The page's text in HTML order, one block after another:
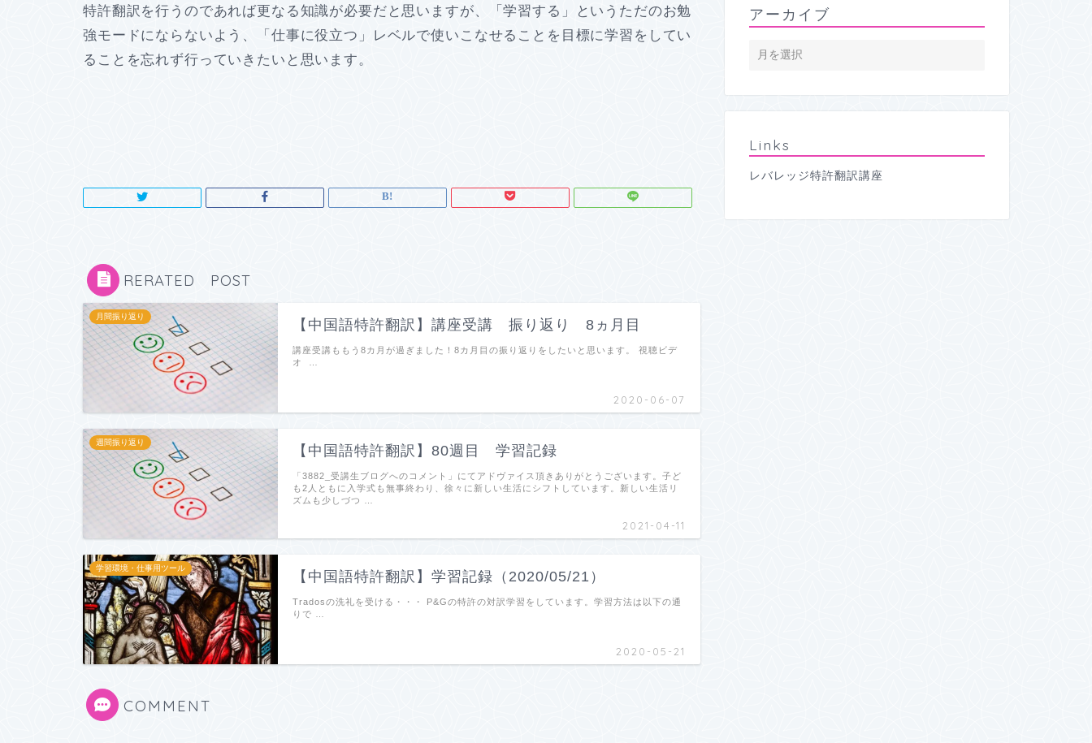
特許翻訳を行うのであれば更なる知識が必要だと思いますが、「学習する」というただのお勉
強モードにならないよう、「仕事に役立つ」レベルで使いこなせることを目標に学習をしてい
ることを忘れず行っていきたいと思います。
RERATED POST
月間振り返り
【中国語特許翻訳】講座受講 振り返り 8ヵ月目
2020-06-07
講座受講ももう8カ月が過ぎました！8カ月目の振り返りをしたいと思います。 視聴ビデ
オ …
週間振り返り
【中国語特許翻訳】80週目 学習記録
2021-04-11
「3882_受講生ブログへのコメント」にてアドヴァイス頂きありがとうございます。子ど
も2人ともに入学式も無事終わり、徐々に新しい生活にシフトしています。新しい生活リ
ズムも少しづつ …
学習環境・仕事用ツール
【中国語特許翻訳】学習記録（2020/05/21）
2020-05-21
Tradosの洗礼を受ける・・・ P&Gの特許の対訳学習をしています。学習方法は以下の通
りで …
COMMENT
アーカイブ
Links
レバレッジ特許翻訳講座